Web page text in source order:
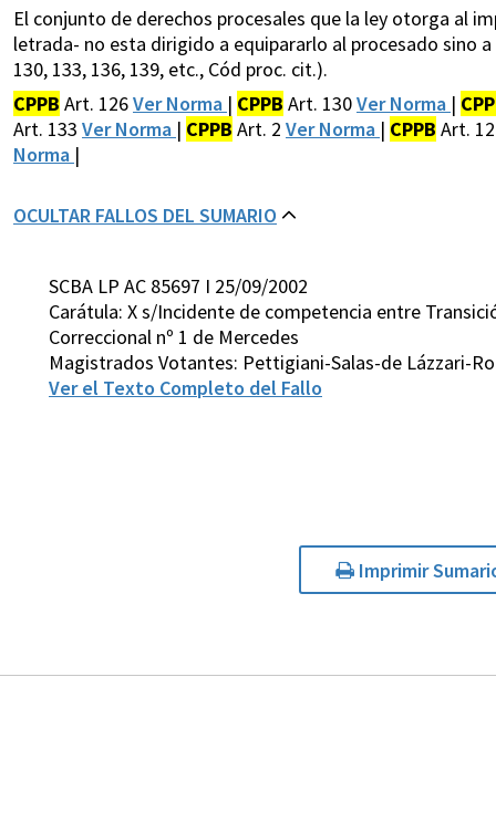
El conjunto de derechos procesales que la ley otorga al
letrada- no esta dirigido a equipararlo al procesado sino
130, 133, 136, 139, etc., Cód proc. cit.).
CPPB Art. 126Ver Norma | CPPB Art. 130Ver Norma |
Art. 133 Ver Norma | CPPB Art. 2 Ver Norma | CPPB Art.
Norma |
OCULTAR FALLOS DEL SUMARIO
SCBA LP AC 85697 I 25/09/2002
Carátula: X s/Incidente de competencia entre
Correccional nº 1 de Mercedes
Magistrados Votantes: Pettigiani-Salas-de Lázzari-
Ver el Texto Completo del Fallo
Imprimir